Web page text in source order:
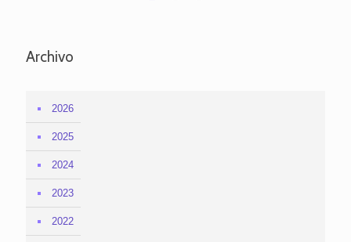
Archivo
2026
2025
2024
2023
2022